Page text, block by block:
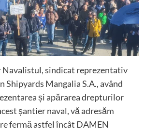
Navalistul, sindicat reprezentativ
Shipyards Mangalia S.A., având
și apărarea drepturilor
șantier naval, vă adresăm
fermă astfel încât DAMEN